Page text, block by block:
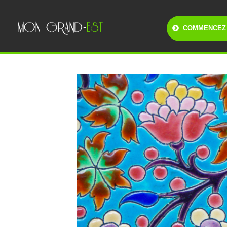
COMMENCEZ